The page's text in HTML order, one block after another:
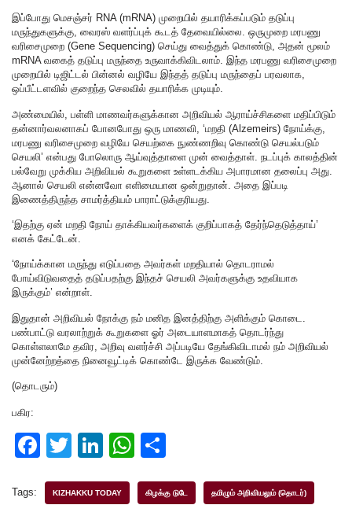
இப்போது மெசஞ்சர் RNA (mRNA) முறையில் தயாரிக்கப்படும் தடுப்பு
மருந்துகளுக்கு, வைரஸ் வளர்ப்புக் கூடத் தேவையில்லை. ஒருமுறை மரபணு
வரிசைமுறை (Gene Sequencing) செய்து வைத்துக் கொண்டு, அதன் மூலம்
mRNA வகைத் தடுப்பு மருந்தை உருவாக்கிவிடலாம். இந்த மரபணு வரிசைமுறை
முறையில் டிஜிட்டல் பின்னல் வழியே இந்தத் தடுப்பு மருந்தைப் பரவலாக,
ஒப்பீட்டளவில் குறைந்த செலவில் தயாரிக்க முடியும்.
அண்மையில், பள்ளி மாணவர்களுக்கான அறிவியல் ஆராய்ச்சிகளை மதிப்பிடும்
தன்னார்வலனாகப் போனபோது ஒரு மாணவி, ‘மறதி (Alzemeirs) நோய்க்கு,
மரபணு வரிசைமுறை வழியே செயற்கை நுண்ணறிவு கொண்டு செயல்படும்
செயலி’ என்பது போலொரு ஆய்வுத்தாளை முன் வைத்தாள். நடப்புக் காலத்தின்
பல்வேறு முக்கிய அறிவியல் கூறுகளை உள்ளடக்கிய அபாரமான தலைப்பு அது.
ஆனால் செயலி என்னவோ எளிமையான ஒன்றுதான். அதை இப்படி
இணைத்திருந்த சாமர்த்தியம் பாராட்டுக்குரியது.
‘இதற்கு ஏன் மறதி நோய் தாக்கியவர்களைக் குறிப்பாகத் தேர்ந்தெடுத்தாய்’
எனக் கேட்டேன்.
‘நோய்க்கான மருந்து எடுப்பதை அவர்கள் மறதியால் தொடராமல்
போய்விடுவதைத் தடுப்பதற்கு இந்தச் செயலி அவர்களுக்கு உதவியாக
இருக்கும்’ என்றாள்.
இதுதான் அறிவியல் நோக்கு நம் மனித இனத்திற்கு அளிக்கும் கொடை.
பண்பாட்டு வரலாற்றுக் கூறுகளை ஓர் அடையாளமாகத் தொடர்ந்து
கொள்ளலாமே தவிர, அறிவு வளர்ச்சி அப்படியே தேங்கிவிடாமல் நம் அறிவியல்
முன்னேற்றத்தை நினைவூட்டிக் கொண்டே இருக்க வேண்டும்.
(தொடரும்)
பகிர:
F
c
T
tt
Li
k
W
at ar
Tags: KIZHAKKU TODAY கிழக்கு டுடே தமிழும் அறிவியலும் (தொடர்)